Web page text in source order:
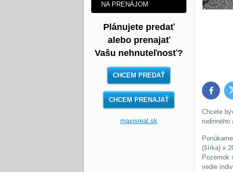
Chcete
(šírka) x
Pozemok
vedie
NA PRENÁJOM
Plánujete predať
alebo prenajať
Vašu nehnuteľnosť?
CHCEM PREDAŤ
CHCEM PRENAJAŤ
maxisreal.sk